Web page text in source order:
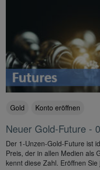
Gold Konto eröffnen
Neuer Gold-Future -
Der 1-Unzen-Gold-Future ist
Preis, der in allen Medien als
kennt diese Zahl. Eröffnen